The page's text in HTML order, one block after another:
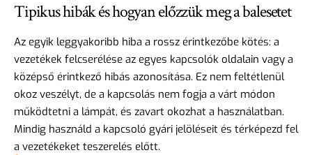
Tipikus hibák és hogyan előzzük meg a balesetet
Az egyik leggyakoribb hiba a rossz érintkezőbe kötés: a
vezetékek felcserélése az egyes kapcsolók oldalain vagy a
középső érintkező hibás azonosítása. Ez nem feltétlenül
okoz veszélyt, de a kapcsolás nem fogja a várt módon
működtetni a lámpát, és zavart okozhat a használatban.
Mindig használd a kapcsoló gyári jelöléseit és térképezd fel
a vezetékeket teszerelés előtt.